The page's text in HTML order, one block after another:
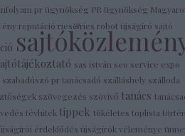
pr ügynökség PR ügynökség
reputáció ries&ries robot újságíró sajtó
sas istván seo service expo
szabadúszó pr tanácsadó szálláshely szálloda
szövegezés szóvivő tanács
tévhitek tippek tökéletes toplista
érdeklődés újságírók véleménye